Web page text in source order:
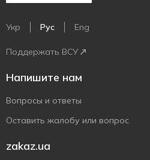
Укр Рус Eng
Поддержать ВСУ
Напишите нам
Вопросы и ответы
Оставить жалобу или вопрос
zakaz.ua